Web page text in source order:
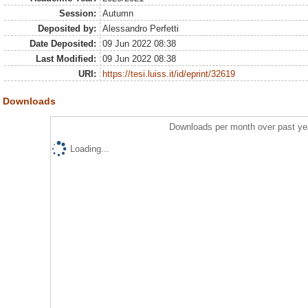
Session:
Autumn
Deposited by:
Alessandro Perfetti
Date Deposited:
09 Jun 2022 08:38
Last Modified:
09 Jun 2022 08:38
URI:
https://tesi.luiss.it/id/eprint/32619
Downloads
Downloads per month over past
Loading...